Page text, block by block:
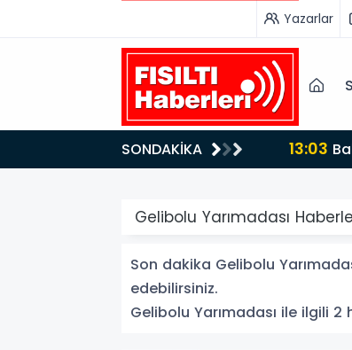
Yazarlar
SONDAKİKA 13:03
Gelibolu Yarımadası
Son dakika Gelibolu
edebilirsiniz.
Gelibolu Yarımadası ile ilgili